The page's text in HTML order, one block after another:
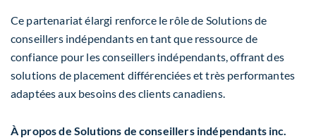
Ce partenariat élargi renforce le rôle de Solutions de
conseillers indépendants en tant que ressource de
confiance pour les conseillers indépendants, offrant des
solutions de placement différenciées et très performantes
adaptées aux besoins des clients canadiens.
À propos de Solutions de conseillers indépendants inc.